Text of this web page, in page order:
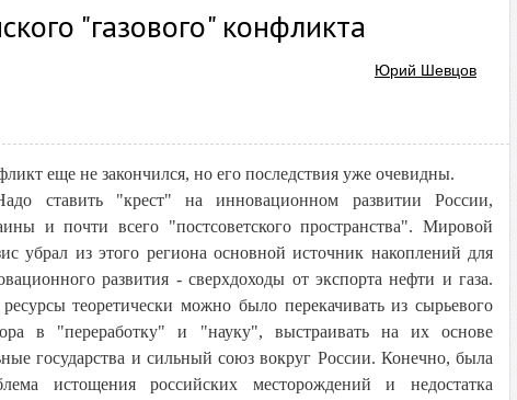
"газового" конфликта
Юрий Шевцов
еще не закончился, но его последствия уже очевидны.
ставить "крест" на инновационном развитии России,
и почти всего "постсоветского пространства". Мировой
убрал из этого региона основной источник накоплений для
развития - сверхдоходы от экспорта нефти и газа.
теоретически можно было перекачивать из сырьевого
в "переработку" и "науку", выстраивать на их основе
государства и сильный союз вокруг России. Конечно, была
истощения российских месторождений и недостатка